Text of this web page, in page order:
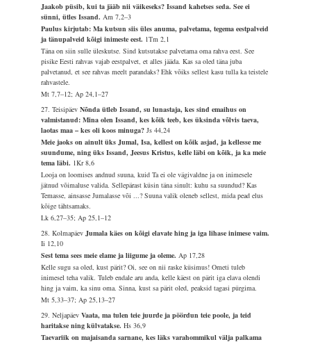
Jaakob püsib, kui ta jääb nii väikeseks? Issand kahetses seda. See ei
sünni, ütles Issand.Am 7,2–3
Paulus kirjutab: Ma kutsun siis üles anuma, palvetama, tegema eestpalveid
ja tänupalveid kõigi inimeste eest. 1Tm 2,1
Täna on siin sulle üleskutse. Sind kutsutakse palvetama oma rahva eest. See
pisike Eesti rahvas vajab eestpalvet, et alles jääda. Kas sa oled täna juba
palvetanud, et see rahvas meelt parandaks? Ehk võiks sellest kasu tulla ka teistele
rahvastele.
Mt 7,7–12; Ap 24,1–27
27. TeisipäevNõnda ütleb Issand, su lunastaja, kes sind emaihus on
valmistanud: Mina olen Issand, kes kõik teeb, kes üksinda võlvis taeva,
laotas maa – kes oli koos minuga?Js 44,24
Meie jaoks on ainult üks Jumal, Isa, kellest on kõik asjad, ja kellesse me
suundume, ning üks Issand, Jeesus Kristus, kelle läbi on kõik, ja ka meie
tema läbi. 1Kr 8,6
Looja on loomises andnud suuna, kuid Ta ei ole vägivaldne ja on inimesele
jätnud võimaluse valida. Sellepärast küsin täna sinult: kuhu sa suundud? Kas
Temasse, ainsasse Jumalasse või ...? Suuna valik oleneb sellest, mida pead elus
kõige tähtsamaks.
Lk 6,27–35; Ap 25,1–12
28. KolmapäevJumala käes on kõigi elavate hing ja iga lihase inimese vaim.
Ii 12,10
Sest tema sees meie elame ja liigume ja oleme.Ap 17,28
Kelle sugu sa oled, kust pärit? Oi, see on nii raske küsimus! Ometi tuleb
inimesel teha valik. Tuleb endale aru anda, kelle käest on pärit iga elava olendi
hing ja vaim, ka sinu oma. Sinna, kust sa pärit oled, peaksid tagasi pürgima.
Mt 5,33–37; Ap 25,13–27
29. NeljapäevVaata, ma tulen teie juurde ja pöördun teie poole, ja teid
haritakse ning külvatakse.Hs 36,9
Taevariik on majaisanda sarnane, kes läks varahommikul välja palkama